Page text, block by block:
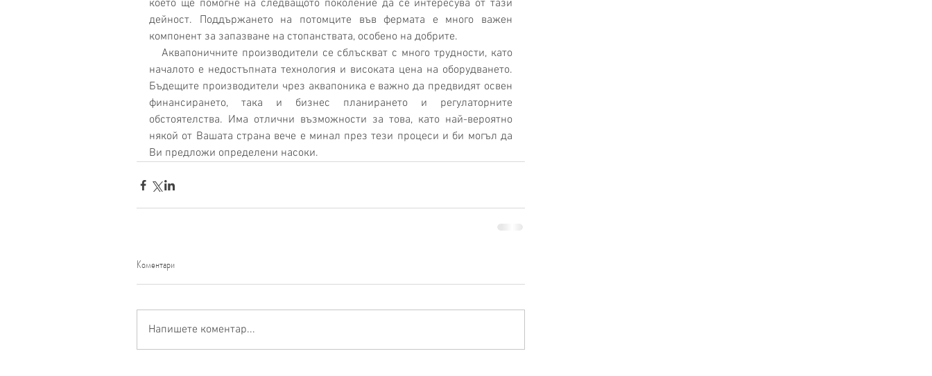
което ще помогне на следващото поколение да се интересува от тази
дейност. Поддържането на потомците във фермата е много важен
компонент за запазване на стопанствата, особено на добрите.
началото е недостъпната технология и високата цена на оборудването.
Бъдещите производители чрез аквапоника е важно да предвидят освен
финансирането, така и бизнес планирането и регулаторните
обстоятелства. Има отлични възможности за това, като най-вероятно
някой от Вашата страна вече е минал през тези процеси и би могъл да
Ви предложи определени насоки.
Коментари
Напишете коментар...